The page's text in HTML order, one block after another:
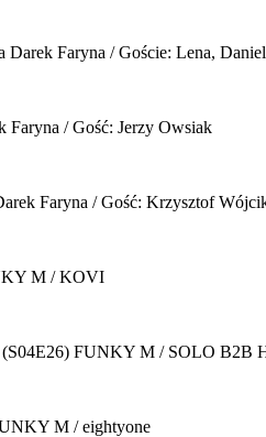
Darek Faryna / Goście: Lena,
Faryna / Gość: Jerzy Owsiak
Faryna / Gość: Krzysztof
M / KOVI
FUNKY M / SOLO B2B
M / eightyone